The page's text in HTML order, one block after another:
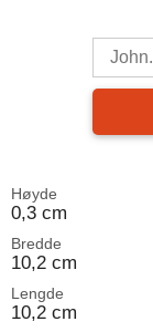
Høyde
0,3 cm
Bredde
10,2 cm
Lengde
10,2 cm